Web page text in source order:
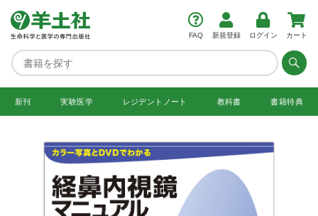
FAQ 新規登録 ログイン カート
新刊 実験医学 レジデント ノート 教科書 書籍特典